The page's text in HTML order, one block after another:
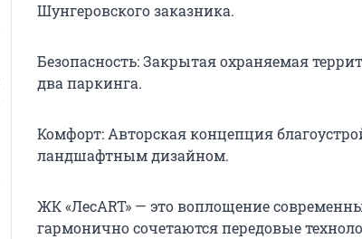
Шунгеровского заказника.
Безопасность: Закрытая охраняемая
два паркинга.
Комфорт: Авторская концепция
ландшафтным дизайном.
ЖК «ЛесART» — это воплощение
гармонично сочетаются передовые